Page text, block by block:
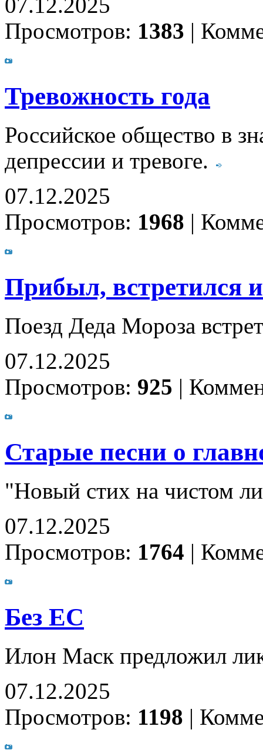
07.12.2025
Просмотров: 1383 |
Тревожность года
Российское общество в
депрессии и тревоге.
07.12.2025
Просмотров: 1968 |
Прибыл, встретился
Поезд Деда Мороза
07.12.2025
Просмотров: 925 |
Старые песни о
"Новый стих на чистом
07.12.2025
Просмотров: 1764 |
Без ЕС
Илон Маск предложил
07.12.2025
Просмотров: 1198 |